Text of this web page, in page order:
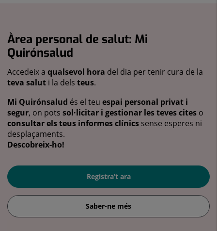
Àrea personal de salut: Mi
Quirónsalud
Accedeix a qualsevol hora del dia per tenir cura de la
teva salut i la dels teus.
Mi Quirónsalud és el teu espai personal privat i
segur, on pots sol·licitar i gestionar les teves cites o
consultar els teus informes clínics sense esperes ni
desplaçaments.
Descobreix-ho!
Registra’t ara
Saber-ne més